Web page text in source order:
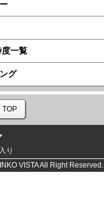
一覧
グ
TOP
り
VISTA All Right Reserved.